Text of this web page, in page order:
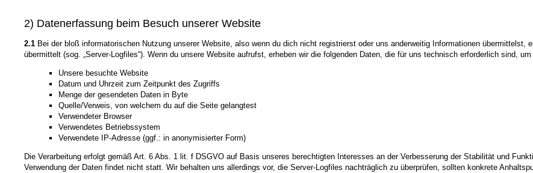
2) Datenerfassung beim Besuch unserer Website
2.1 Bei der bloß informatorischen Nutzung unserer Website, also wenn du dich nicht registrierst oder uns anderweitig Informationen übermittelst,
übermittelt (sog. „Server-Logfiles“). Wenn du unsere Website aufrufst, erheben wir die folgenden Daten, die für uns technisch erforderlich sind,
Unsere besuchte Website
Datum und Uhrzeit zum Zeitpunkt des Zugriffs
Menge der gesendeten Daten in Byte
Quelle/Verweis, von welchem du auf die Seite gelangtest
Verwendeter Browser
Verwendetes Betriebssystem
Verwendete IP-Adresse (ggf.: in anonymisierter Form)
Die Verarbeitung erfolgt gemäß Art. 6 Abs. 1 lit. f DSGVO auf Basis unseres berechtigten Interesses an der Verbesserung der Stabilität und
Verwendung der Daten findet nicht statt. Wir behalten uns allerdings vor, die Server-Logfiles nachträglich zu überprüfen, sollten konkrete